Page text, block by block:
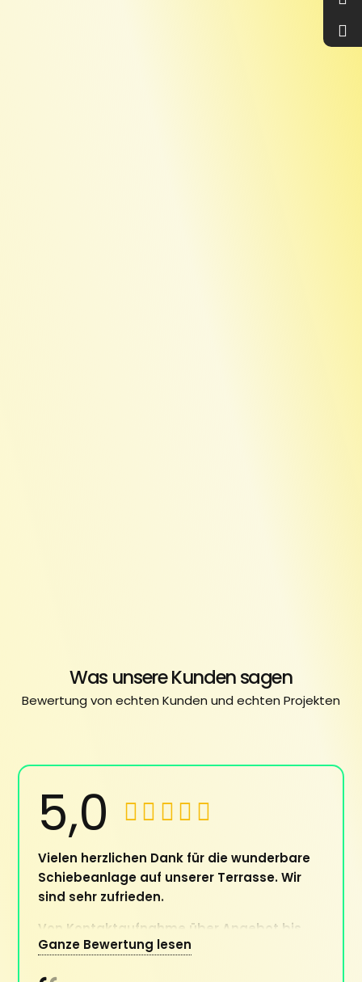
Was unsere Kunden sagen
Bewertung von echten Kunden und echten Projekten
5,0
Vielen herzlichen Dank für die wunderbare
Schiebeanlage auf unserer Terrasse. Wir
sind sehr zufrieden.
Von Kontaktaufnahme über Angebot bis
zum Einbau waren wir sehr zufrieden.
Ganze Bewertung lesen